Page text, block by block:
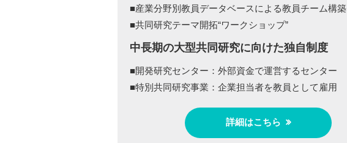
■産業分野別教員データベースによる教員チーム構築
■共同研究テーマ開拓“ワークショップ”
中長期の大型共同研究に向けた独自制度
■開発研究センター：外部資金で運営するセンター
■特別共同研究事業：企業担当者を教員として雇用
詳細はこちら